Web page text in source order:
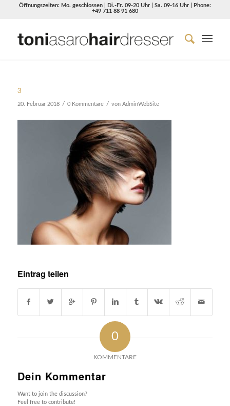
Öffnungszeiten: Mo. geschlossen | Di.-Fr. 09-20 Uhr | Sa. 09-16 Uhr | Phone:
+49 711 88 91 680
3
20. Februar 2018 / 0 Kommentare / von AdminWebSite
Eintrag teilen
0
KOMMENTARE
Dein Kommentar
Want to join the discussion?
Feel free to contribute!